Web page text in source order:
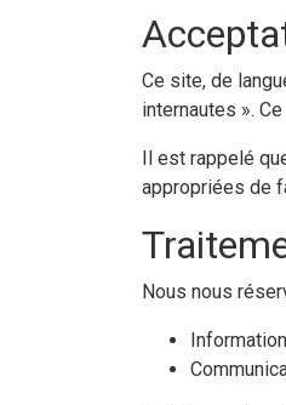
Ce site, de
internautes ».
Il est rappelé
appropriées de
Nous nous